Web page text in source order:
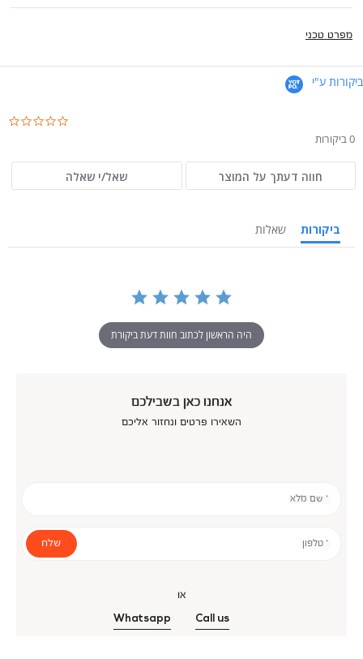
מפרט טכני
ביקורות ע"י
0 ביקורות
חווה דעתך על המוצר שאל/י שאלה
ביקורות שאלות
היה הראשון לכתוב חוות דעת ביקורת
אנחנו כאן בשבילכם
השאירו פרטים ונחזור אליכם
* שם מלא
* טלפון שלח
או
Call us
Whatsapp